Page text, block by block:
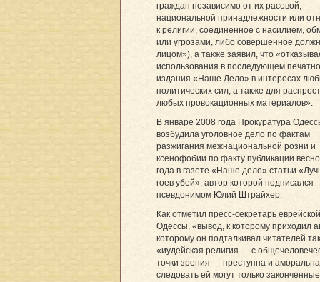
граждан независимо от их расовой,
национальной принадлежности или
к религии, соединенное с насилием,
или угрозами, либо совершенное
лицом»), а также заявил, что
использования в последующем
издания «Наше Дело» в интересах
политических сил, а также для
любых провокационных материалов».
В январе 2008 года Прокуратура
возбудила уголовное дело по фактам
разжигания межнациональной розни и
ксенофобии по факту публикации
года в газете «Наше дело» статьи
гоев убей», автор которой подписался
псевдонимом Юлий Штрайхер.
Как отметил пресс-секретарь
Одессы, «вывод, к которому приходил
которому он подталкивал читателей
«иудейская религия — с
точки зрения — преступна и
следовать ей могут только